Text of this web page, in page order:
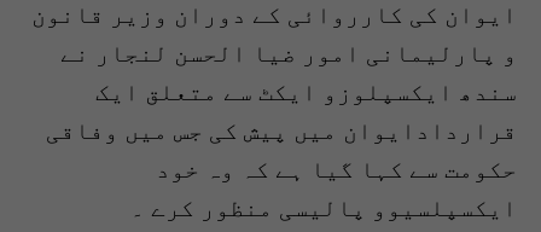
ایوان کی کارروائی کے دوران وزیر قانون
و پارلیمانی امور ضیا الحسن لنجار نے
سندھ ایکسپلوزو ایکٹ سے متعلق ایک
قراردادایوان میں پیش کی جس میں وفاقی
حکومت سے کہا گیا ہے کہ وہ خود
ایکسپلسیوو پالیسی منظور کرے ۔